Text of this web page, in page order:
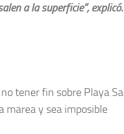
a la superficie”, explicó.
tener fin sobre Playa
marea y sea imposible